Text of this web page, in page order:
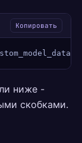
Копировать
ниже -
скобками.